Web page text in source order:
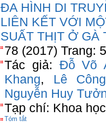
ĐA HÌNH DI
LIÊN KẾT VỚI
SUẤT THỊT Ở GÀ
78 (2017) Trang:
Tác giả: Đỗ Võ
Khang, Lê
Nguyễn Huy
Tạp chí: Khoa
Tóm tắt